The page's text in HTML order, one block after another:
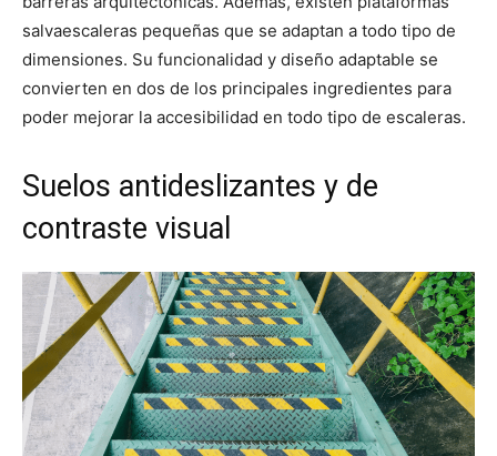
salvaescaleras pequeñas que se adaptan a todo tipo de
dimensiones. Su funcionalidad y diseño adaptable se
convierten en dos de los principales ingredientes para
poder mejorar la accesibilidad en todo tipo de escaleras.
Suelos antideslizantes y de
contraste visual